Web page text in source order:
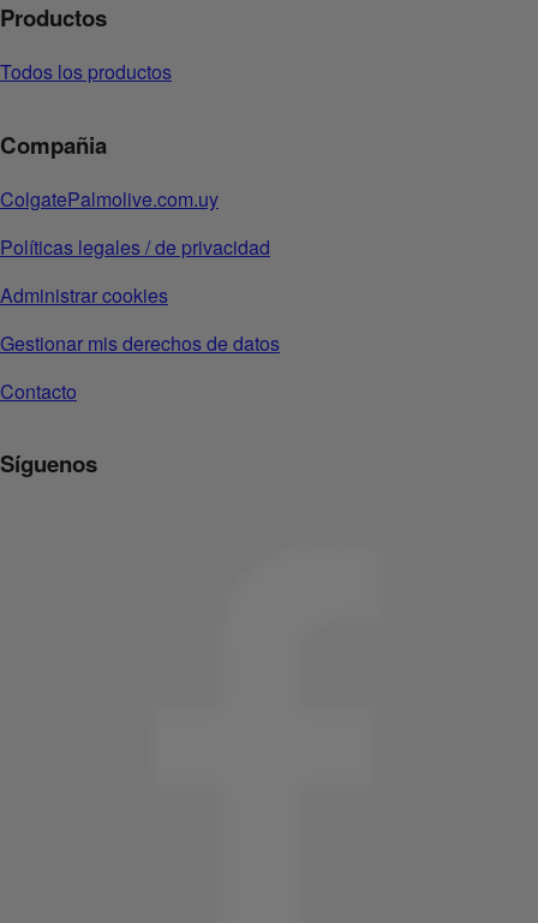
Productos
Todos los productos
Compañia
ColgatePalmolive.com.uy
Políticas legales / de privacidad
Administrar cookies
Gestionar mis derechos de datos
Contacto
Síguenos